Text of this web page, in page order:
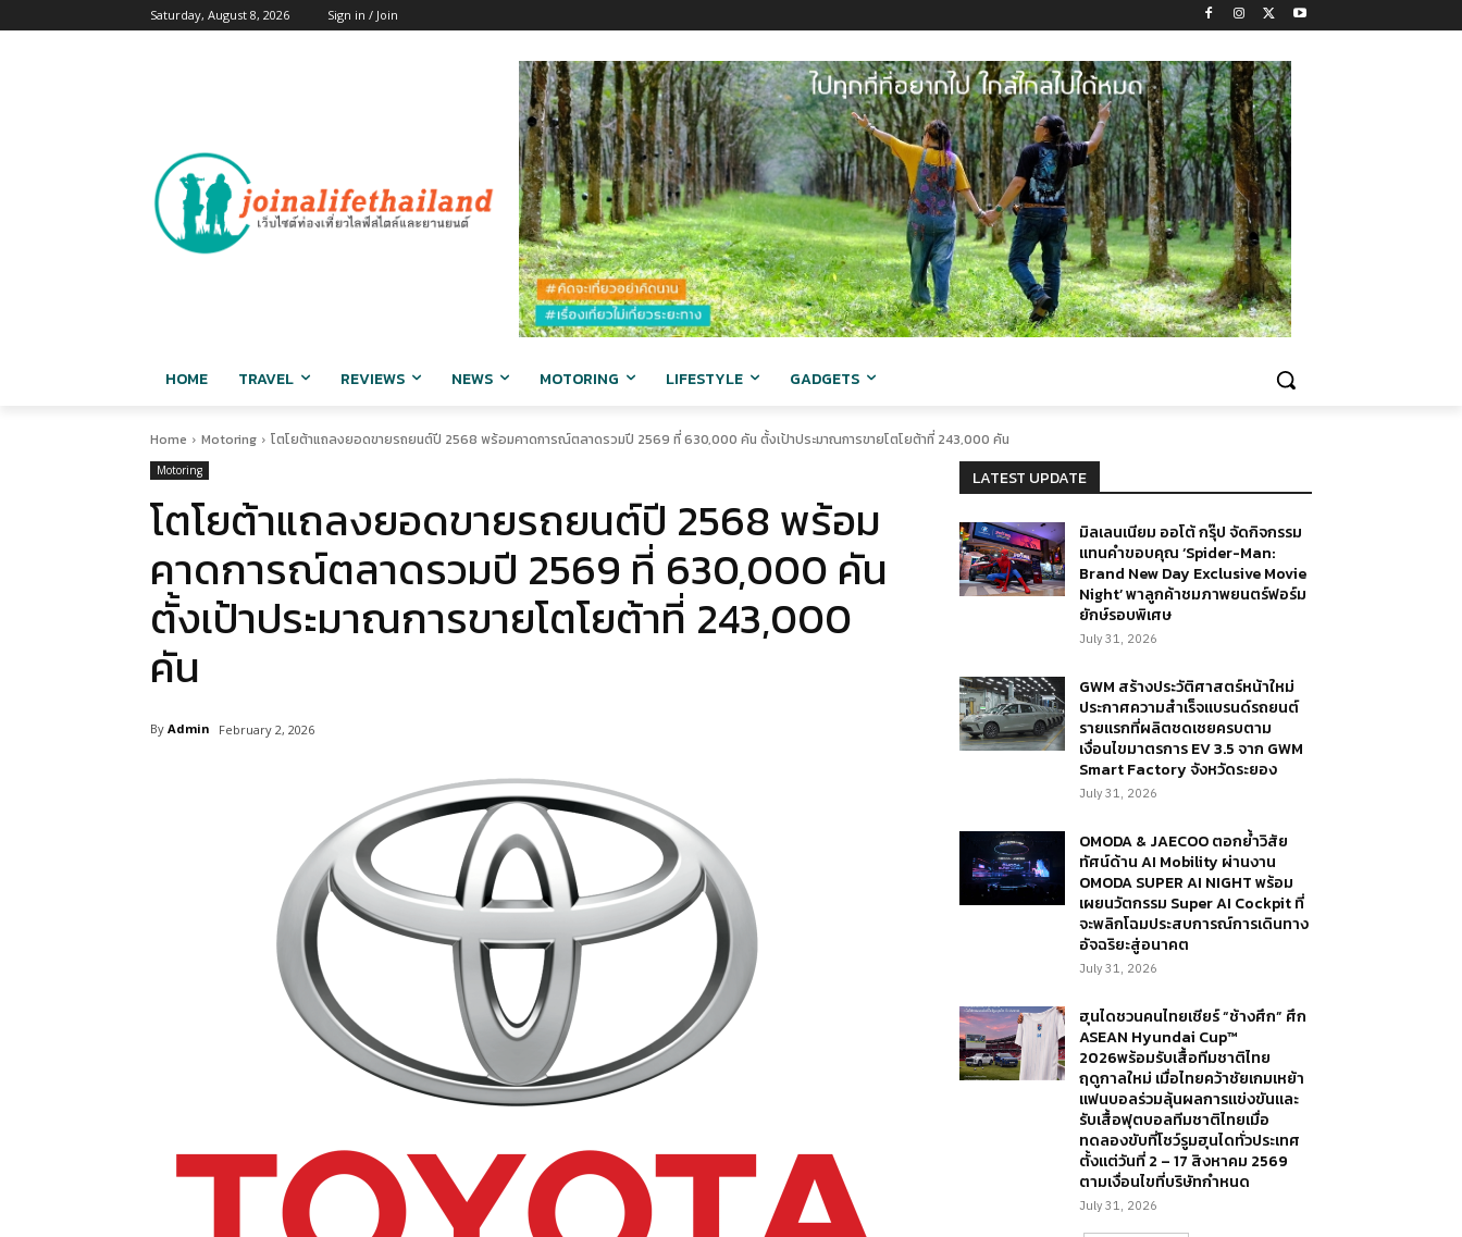
Saturday, August 8, 2026 Sign in / Join
HOME TRAVEL REVIEWS NEWS MOTORING LIFESTYLE GADGETS
Home Motoring โตโยต้าแถลงยอดขายรถยนต์ปี 2568 พร้อมคาดการณ์ตลาดรวมปี 2569 ที่ 630,000 คัน ตั้งเป้าประมาณการขายโตโยต้าที่ 243,000 คัน
Motoring
โตโยต้าแถลงยอดขายรถยนต์ปี 2568 พร้อม
คาดการณ์ตลาดรวมปี 2569 ที่ 630,000 คัน
ตั้งเป้าประมาณการขายโตโยต้าที่ 243,000
คัน
By Admin February 2, 2026
LATEST UPDATE
มิลเลนเนียม ออโต้ กรุ๊ป จัดกิจกรรม
แทนคำขอบคุณ ‘Spider-Man:
Brand New Day Exclusive Movie
Night’ พาลูกค้าชมภาพยนตร์ฟอร์ม
ยักษ์รอบพิเศษ
July 31, 2026
GWM สร้างประวัติศาสตร์หน้าใหม่
ประกาศความสำเร็จแบรนด์รถยนต์
รายแรกที่ผลิตชดเชยครบตาม
เงื่อนไขมาตรการ EV 3.5 จาก GWM
Smart Factory จังหวัดระยอง
July 31, 2026
OMODA & JAECOO ตอกย้ำวิสัย
ทัศน์ด้าน AI Mobility ผ่านงาน
OMODA SUPER AI NIGHT พร้อม
เผยนวัตกรรม Super AI Cockpit ที่
จะพลิกโฉมประสบการณ์การเดินทาง
อัจฉริยะสู่อนาคต
July 31, 2026
ฮุนไดชวนคนไทยเชียร์ “ช้างศึก” ศึก
ASEAN Hyundai Cup™
2026พร้อมรับเสื้อทีมชาติไทย
ฤดูกาลใหม่ เมื่อไทยคว้าชัยเกมเหย้า
แฟนบอลร่วมลุ้นผลการแข่งขันและ
รับเสื้อฟุตบอลทีมชาติไทยเมื่อ
ทดลองขับที่โชว์รูมฮุนไดทั่วประเทศ
ตั้งแต่วันที่ 2 – 17 สิงหาคม 2569
ตามเงื่อนไขที่บริษัทกำหนด
July 31, 2026